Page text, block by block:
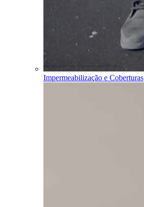
Impermeabilização e Coberturas